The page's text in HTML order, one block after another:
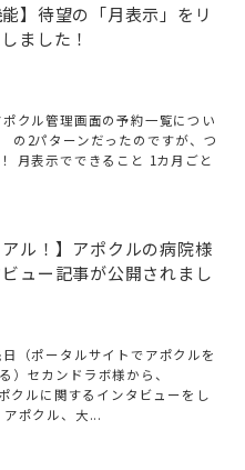
能】待望の「月表示」をリ
ました！
クル管理画面の予約一覧につい
2パターンだったのですが、つ
月表示でできること 1カ月ごと
アル！】アポクルの病院様
ュー記事が公開されまし
（ポータルサイトでアポクルを
）セカンドラボ様から、
クルに関するインタビューをし
ポクル、大...